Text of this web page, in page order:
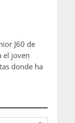
J60 de
el joven
donde ha